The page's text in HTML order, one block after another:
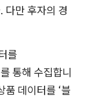
다만 후자의 경
를
통해 수집합니
품 데이터를 ‘블